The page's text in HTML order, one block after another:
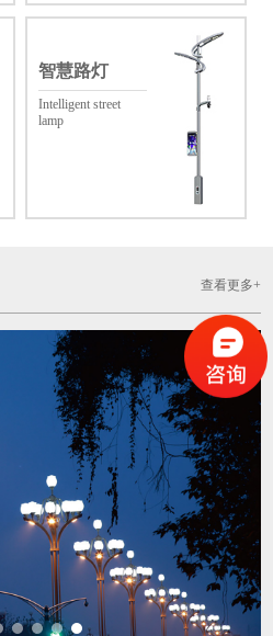
智慧路灯
Intelligent street
lamp
查看更多+